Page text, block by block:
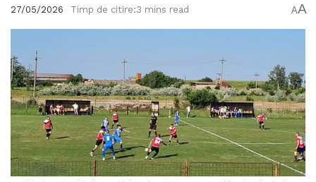
27/05/2026 Timp de citire:3 mins read AA